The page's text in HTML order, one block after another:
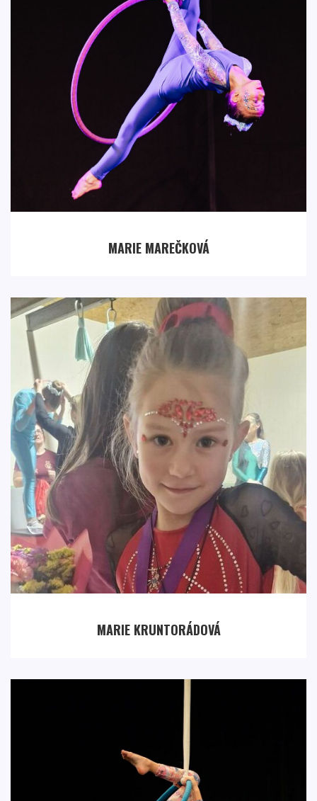
MARIE MAREČKOVÁ
MARIE KRUNTORÁDOVÁ